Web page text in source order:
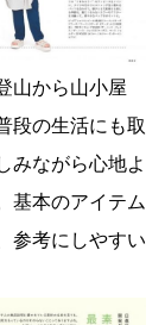
山から山小屋
段の生活にも取
みながら心地よ
基本のアイテム
参考にしやすい